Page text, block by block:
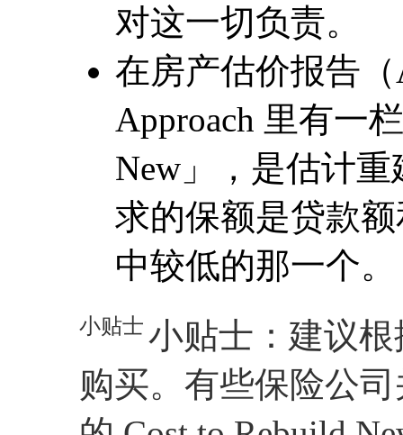
对这一切负责。
在房产估价报告（
Approach 里有一
New」，是估计
求的保额是贷款额
中较低的那一个。
小贴士 小贴士：建议根
购买。有些保险公司